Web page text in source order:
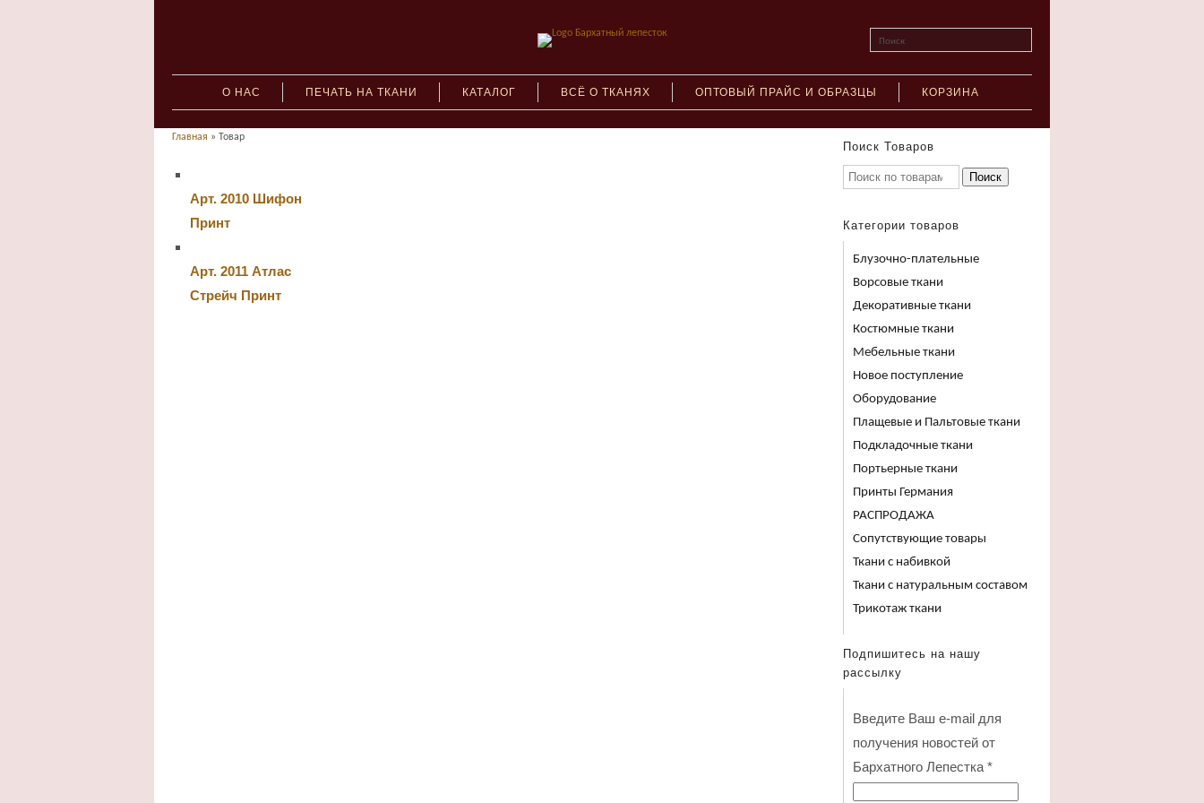
Поиск
О НАС ПЕЧАТЬ НА ТКАНИ КАТАЛОГ ВСЁ О ТКАНЯХ ОПТОВЫЙ ПРАЙС И ОБРАЗЦЫ КОРЗИНА
Главная » Товар
Арт. 2010 Шифон
Принт
Арт. 2011 Атлас
Стрейч Принт
Поиск Товаров
Поиск
Категории товаров
Блузочно-плательные
Ворсовые ткани
Декоративные ткани
Костюмные ткани
Мебельные ткани
Новое поступление
Оборудование
Плащевые и Пальтовые ткани
Подкладочные ткани
Портьерные ткани
Принты Германия
РАСПРОДАЖА
Сопутствующие товары
Ткани с набивкой
Ткани с натуральным составом
Трикотаж ткани
Подпишитесь на нашу
рассылку
Введите Ваш e-mail для
получения новостей от
Бархатного Лепестка *